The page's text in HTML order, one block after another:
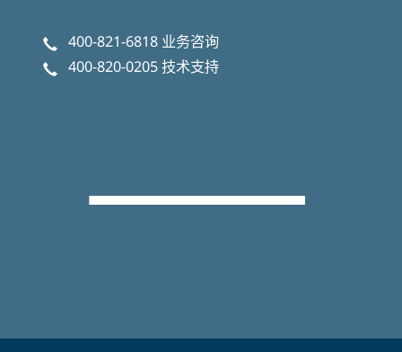
400-821-6818 业务咨询
400-820-0205技术支持